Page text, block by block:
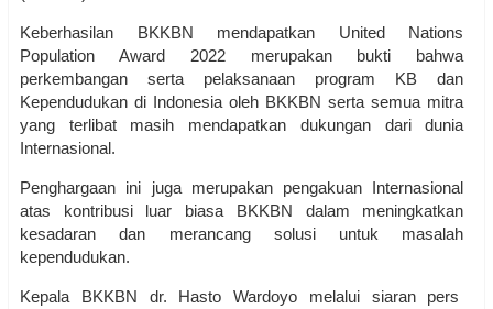
Keberhasilan BKKBN mendapatkan United Nations
Population Award 2022 merupakan bukti bahwa
perkembangan serta pelaksanaan program KB dan
Kependudukan di Indonesia oleh BKKBN serta semua mitra
yang terlibat masih mendapatkan dukungan dari dunia
Internasional.
Penghargaan ini juga merupakan pengakuan Internasional
atas kontribusi luar biasa BKKBN dalam meningkatkan
kesadaran dan merancang solusi untuk masalah
kependudukan.
Kepala BKKBN dr. Hasto Wardoyo melalui siaran pers